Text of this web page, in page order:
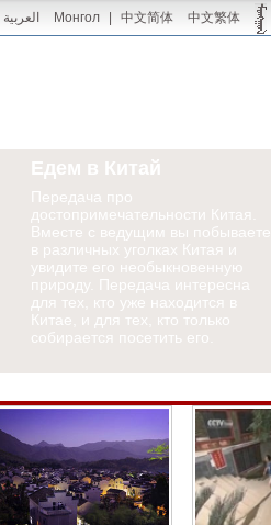
العربية Монгол 中文简体 中文繁体
Едем в Китай
Передача про
достопримечательности Китая.
Вместе с ведущим вы побываете
в различных уголках Китая и
увидите его необыкновенную
природу. Передача интересна
для тех, кто уже находится в
Китае, и для тех, кто только
собирается посетить его.